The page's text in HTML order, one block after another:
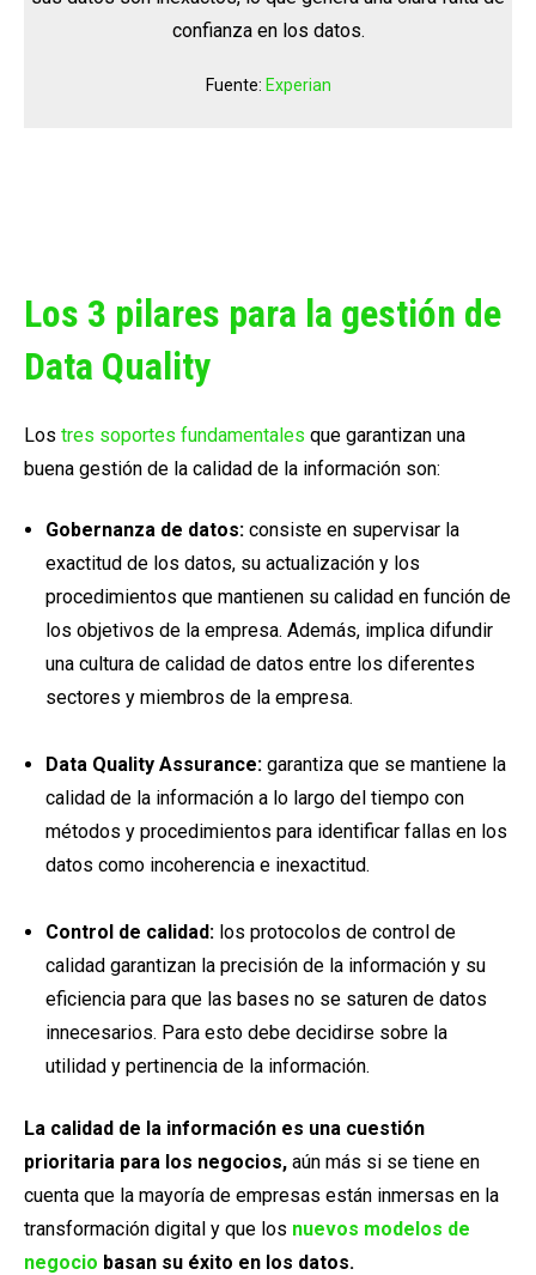
confianza en los datos.
Fuente: Experian
Los 3 pilares para la gestión de
Data Quality
Los tres soportes fundamentales que garantizan una
buena gestión de la calidad de la información son:
Gobernanza de datos: consiste en supervisar la
exactitud de los datos, su actualización y los
procedimientos que mantienen su calidad en función de
los objetivos de la empresa. Además, implica difundir
una cultura de calidad de datos entre los diferentes
sectores y miembros de la empresa.
Data Quality Assurance: garantiza que se mantiene la
calidad de la información a lo largo del tiempo con
métodos y procedimientos para identificar fallas en los
datos como incoherencia e inexactitud.
Control de calidad: los protocolos de control de
calidad garantizan la precisión de la información y su
eficiencia para que las bases no se saturen de datos
innecesarios. Para esto debe decidirse sobre la
utilidad y pertinencia de la información.
La calidad de la información es una cuestión
prioritaria para los negocios, aún más si se tiene en
cuenta que la mayoría de empresas están inmersas en la
transformación digital y que los nuevos modelos de
negocio basan su éxito en los datos.